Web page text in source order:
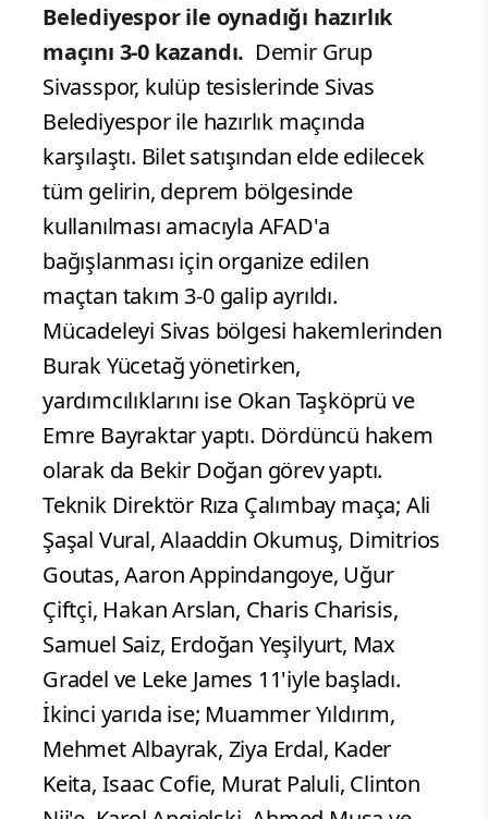
Belediyespor ile oynadığı hazırlık
maçını 3-0 kazandı. Demir Grup
Sivasspor, kulüp tesislerinde Sivas
Belediyespor ile hazırlık maçında
karşılaştı. Bilet satışından elde edilecek
tüm gelirin, deprem bölgesinde
kullanılması amacıyla AFAD'a
bağışlanması için organize edilen
maçtan takım 3-0 galip ayrıldı.
Mücadeleyi Sivas bölgesi hakemlerinden
Burak Yücetağ yönetirken,
yardımcılıklarını ise Okan Taşköprü ve
Emre Bayraktar yaptı. Dördüncü hakem
olarak da Bekir Doğan görev yaptı.
Teknik Direktör Rıza Çalımbay maça; Ali
Şaşal Vural, Alaaddin Okumuş, Dimitrios
Goutas, Aaron Appindangoye, Uğur
Çiftçi, Hakan Arslan, Charis Charisis,
Samuel Saiz, Erdoğan Yeşilyurt, Max
Gradel ve Leke James 11'iyle başladı.
İkinci yarıda ise; Muammer Yıldırım,
Mehmet Albayrak, Ziya Erdal, Kader
Keita, Isaac Cofie, Murat Paluli, Clinton